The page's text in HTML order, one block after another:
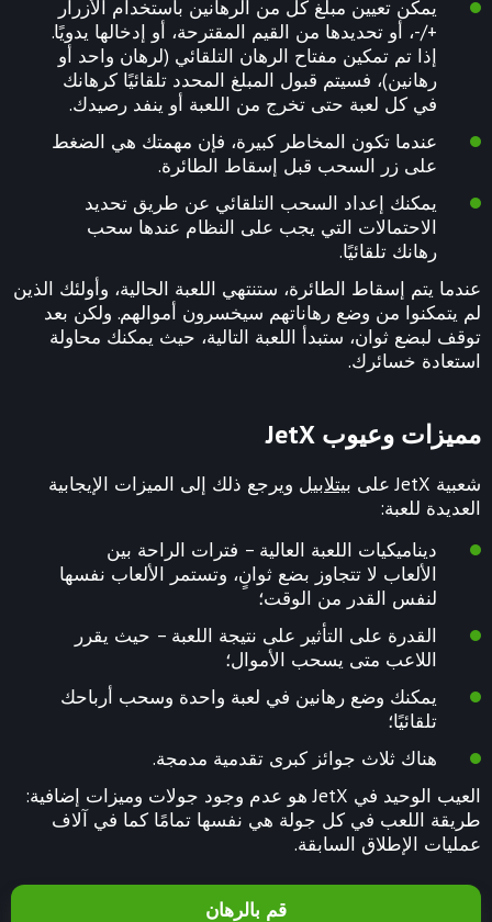
يمكن تعيين مبلغ كل من الرهانين باستخدام الأزرار
+/-، أو تحديدها من القيم المقترحة، أو إدخالها يدويًا.
إذا تم تمكين مفتاح الرهان التلقائي (لرهان واحد أو
رهانين)، فسيتم قبول المبلغ المحدد تلقائيًا كرهانك
في كل لعبة حتى تخرج من اللعبة أو ينفد رصيدك.
عندما تكون المخاطر كبيرة، فإن مهمتك هي الضغط
على زر السحب قبل إسقاط الطائرة.
يمكنك إعداد السحب التلقائي عن طريق تحديد
الاحتمالات التي يجب على النظام عندها سحب
رهانك تلقائيًا.
عندما يتم إسقاط الطائرة، ستنتهي اللعبة الحالية، وأولئك الذين
لم يتمكنوا من وضع رهاناتهم سيخسرون أموالهم. ولكن بعد
توقف لبضع ثوان، ستبدأ اللعبة التالية، حيث يمكنك محاولة
استعادة خسائرك.
مميزات وعيوب JetX
شعبية JetX على بيتلابيل ويرجع ذلك إلى الميزات الإيجابية
العديدة للعبة:
ديناميكيات اللعبة العالية – فترات الراحة بين
الألعاب لا تتجاوز بضع ثوانٍ، وتستمر الألعاب نفسها
لنفس القدر من الوقت؛
القدرة على التأثير على نتيجة اللعبة – حيث يقرر
اللاعب متى يسحب الأموال؛
يمكنك وضع رهانين في لعبة واحدة وسحب أرباحك
تلقائيًا؛
هناك ثلاث جوائز كبرى تقدمية مدمجة.
العيب الوحيد في JetX هو عدم وجود جولات وميزات إضافية:
طريقة اللعب في كل جولة هي نفسها تمامًا كما في آلاف
عمليات الإطلاق السابقة.
قم بالرهان